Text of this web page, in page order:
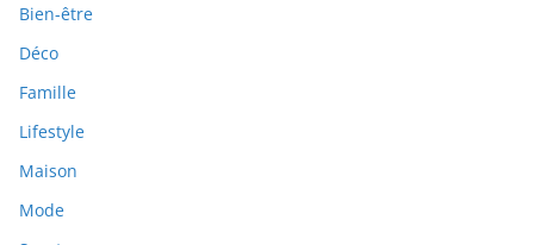
Bien-être
Déco
Famille
Lifestyle
Maison
Mode